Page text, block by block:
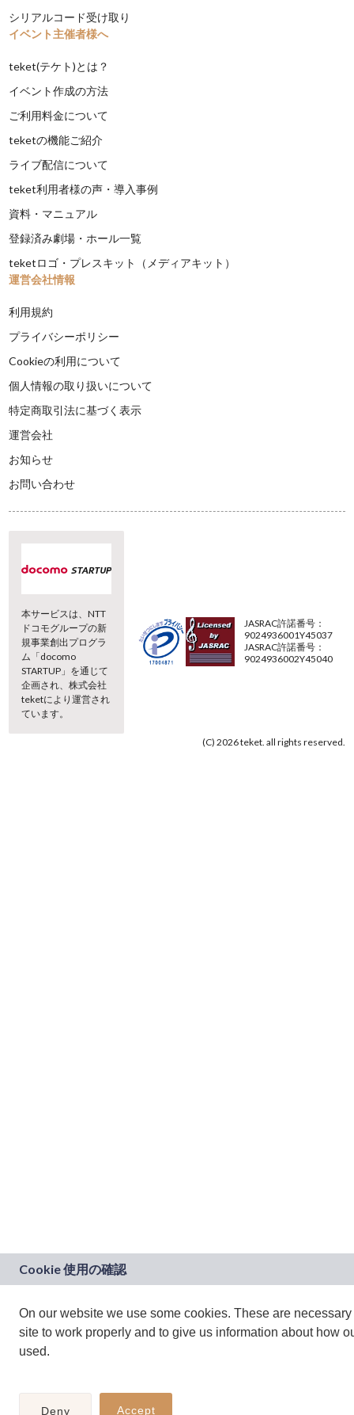
シリアルコード受け取り
イベント主催者様へ
teket(テケト)とは？
イベント作成の方法
ご利用料金について
teketの機能ご紹介
ライブ配信について
teket利用者様の声・導入事例
資料・マニュアル
登録済み劇場・ホール一覧
teketロゴ・プレスキット（メディアキット）
運営会社情報
利用規約
プライバシーポリシー
Cookieの利用について
個人情報の取り扱いについて
特定商取引法に基づく表示
運営会社
お知らせ
お問い合わせ
本サービスは、NTT
ドコモグループの新
規事業創出プログラ
ム「docomo
STARTUP」を通じて
企画され、株式会社
teketにより運営され
ています。
JASRAC許諾番号：
9024936001Y45037
JASRAC許諾番号：
9024936002Y45040
(C) 2026 teket. all rights reserved.
On our website we use some cookies. These are necessary
site to work properly and to give us information about how
used.
Deny Accept